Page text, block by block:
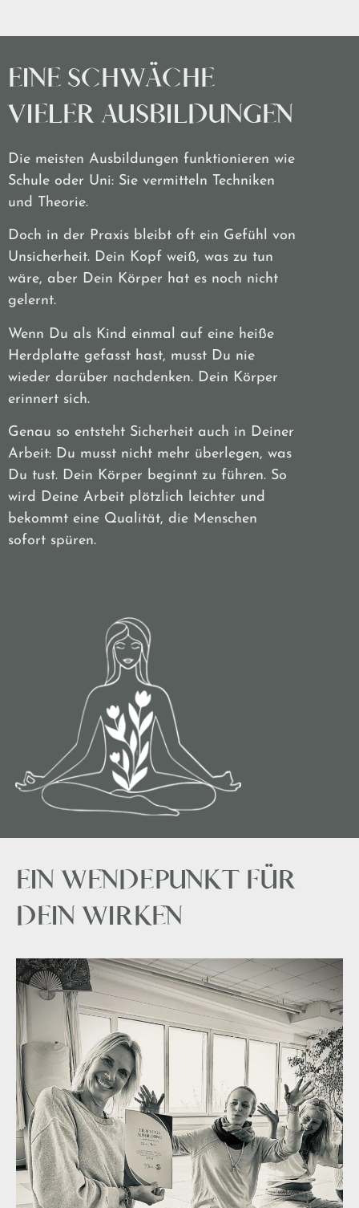
EINE SCHWÄCHE
VIELER AUSBILDUNGEN
Die meisten Ausbildungen funktionieren wie
Schule oder Uni: Sie vermitteln Techniken
und Theorie.
Doch in der Praxis bleibt oft ein Gefühl von
Unsicherheit. Dein Kopf weiß, was zu tun
wäre, aber Dein Körper hat es noch nicht
gelernt.
Wenn Du als Kind einmal auf eine heiße
Herdplatte gefasst hast, musst Du nie
wieder darüber nachdenken. Dein Körper
erinnert sich.
Genau so entsteht Sicherheit auch in Deiner
Arbeit: Du musst nicht mehr überlegen, was
Du tust. Dein Körper beginnt zu führen. So
wird Deine Arbeit plötzlich leichter und
bekommt eine Qualität, die Menschen
sofort spüren.
EIN WENDEPUNKT FÜR
DEIN WIRKEN